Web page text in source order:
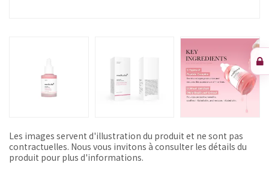
Les images servent d'illustration du produit et ne sont pas
contractuelles. Nous vous invitons à consulter les détails du
produit pour plus d'informations.